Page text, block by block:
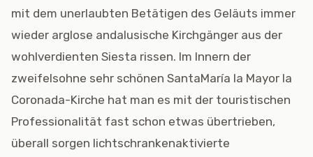
mit dem unerlaubten Betätigen des Geläuts immer
wieder arglose andalusische Kirchgänger aus der
wohlverdienten Siesta rissen. Im Innern der
zweifelsohne sehr schönen SantaMaría la Mayor la
Coronada-Kirche hat man es mit der touristischen
Professionalität fast schon etwas übertrieben,
überall sorgen lichtschrankenaktivierte